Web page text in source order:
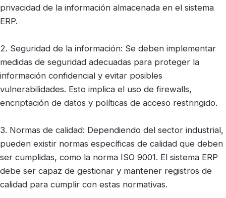
privacidad de la información almacenada en el sistema
ERP.
2. Seguridad de la información: Se deben implementar
medidas de seguridad adecuadas para proteger la
información confidencial y evitar posibles
vulnerabilidades. Esto implica el uso de firewalls,
encriptación de datos y políticas de acceso restringido.
3. Normas de calidad: Dependiendo del sector industrial,
pueden existir normas específicas de calidad que deben
ser cumplidas, como la norma ISO 9001. El sistema ERP
debe ser capaz de gestionar y mantener registros de
calidad para cumplir con estas normativas.